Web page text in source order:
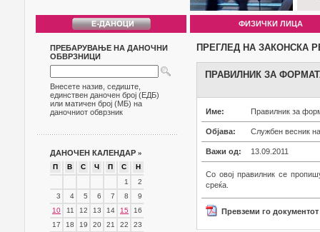
ФИЗИЧКИ ЛИЦА
ПРЕБАРУВАЊЕ НА ДАНОЧНИ
ОБВРЗНИЦИ
Внесете назив, седиште,
единствен даночен број (ЕДБ)
или матичен број (МБ) на
даночниот обврзник
ДАНОЧЕН КАЛЕНДАР »
П В С Ч П С
Н
1
2
3
4 5 6 7 8
9
10
11 12 13 14 15
16
17
18 19 20 21 22
23
ПРЕГЛЕД НА ЗАКОНСКА
ПРАВИЛНИК ЗА
Име: Правилник за
Објава: Службен весник
Важи од: 13.09.2011
Со овој правилник се
среќа.
Превземи го документот